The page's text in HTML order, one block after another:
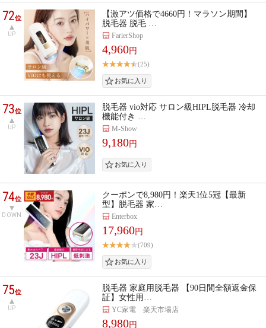
72位
UP
【激アツ価格で4660円！マラソン期間】
脱毛器 脱毛 …
FarierShop
4,960円
(25)
73位
UP
脱毛器 vio対応 サロン級HIPL脱毛器 冷却
機能付き …
M-Show
9,180円
74位
DOWN
クーポンで8,980円！楽天1位5冠【最新
型】脱毛器 家…
Enterbox
17,960円
(709)
75位
UP
脱毛器 家庭用脱毛器 【90日間全額返金保
証】女性用…
YC家電 楽天市場店
8,980円